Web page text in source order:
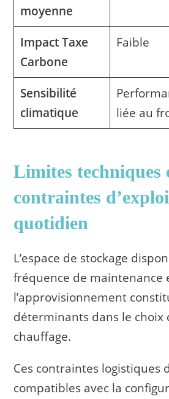
moyenne
Impact Taxe
Carbone
Faible
Sensibilité
climatique
liée au
Limites techniques
contraintes
quotidien
L’espace de stockage
fréquence de maintenance
l’approvisionnement
déterminants dans le choix
chauffage.
Ces contraintes logistiques
compatibles avec la